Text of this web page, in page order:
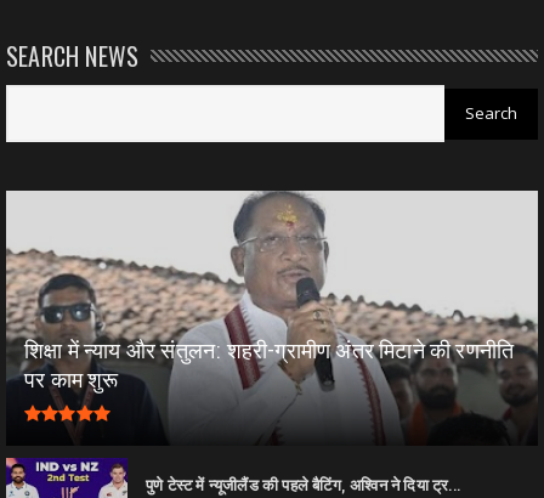
SEARCH NEWS
शिक्षा में न्याय और संतुलन: शहरी-ग्रामीण अंतर मिटाने की रणनीति
पर काम शुरू
पुणे टेस्ट में न्यूजीलैंड की पहले बैटिंग, अश्विन ने दिया ट्र...